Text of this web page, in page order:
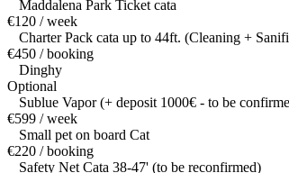
Maddalena Park Ticket cata
€120 / week
Charter Pack cata up to 44ft. (Cleaning +
€450 / booking
Dinghy
Optional
Sublue Vapor (+ deposit 1000€ - to be
€599 / week
Small pet on board Cat
€220 / booking
Safety Net Cata 38-47' (to be reconfirmed)